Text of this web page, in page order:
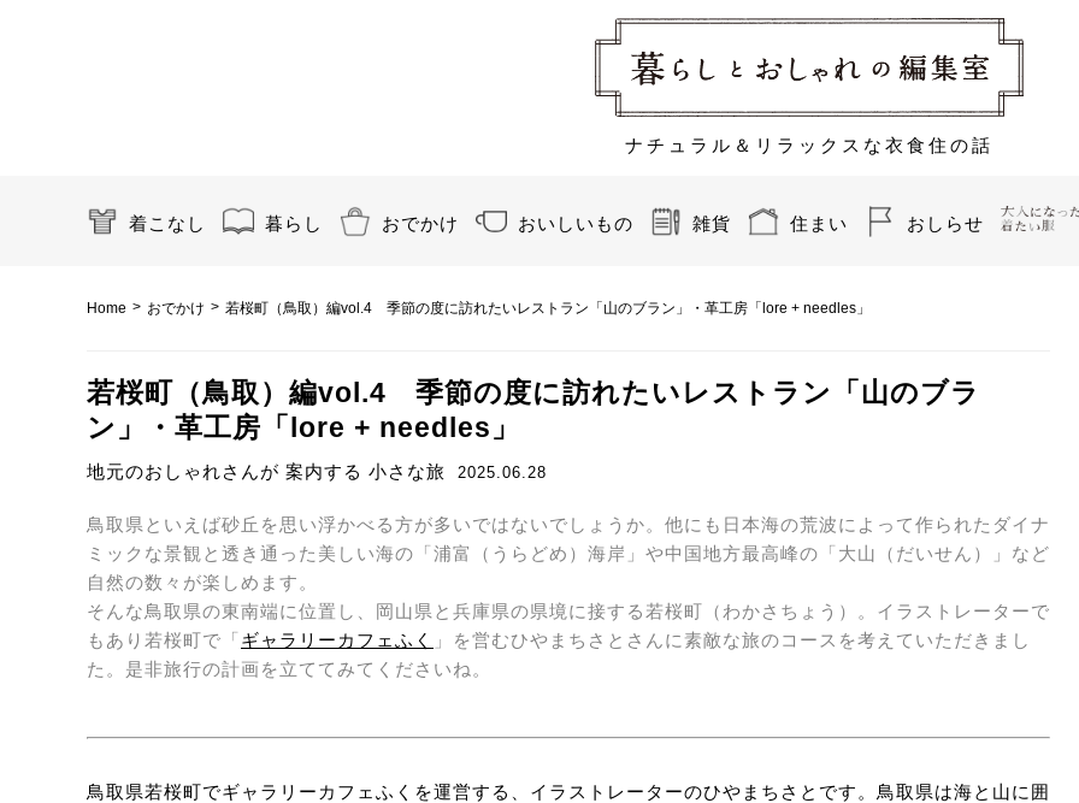
ナチュラル＆リラックスな衣食住の話
着こなし 暮らし おでかけ おいしいもの 雑貨 住まい おしらせ
Home > おでかけ > 若桜町（鳥取）編vol.4 季節の度に訪れたいレストラン「山のブラン」・革工房「lore + needles」
若桜町（鳥取）編vol.4 季節の度に訪れたいレストラン「山のブラ
ン」・革工房「lore + needles」
地元のおしゃれさんが 案内する 小さな旅 2025.06.28
鳥取県といえば砂丘を思い浮かべる方が多いではないでしょうか。他にも日本海の荒波によって作られたダイナ
ミックな景観と透き通った美しい海の「浦富（うらどめ）海岸」や中国地方最高峰の「大山（だいせん）」など
自然の数々が楽しめます。
そんな鳥取県の東南端に位置し、岡山県と兵庫県の県境に接する若桜町（わかさちょう）。イラストレーターで
もあり若桜町で「ギャラリーカフェふく
」を営むひやまちさとさんに素敵な旅のコースを考えていただきまし
た。是非旅行の計画を立ててみてくださいね。
鳥取県若桜町でギャラリーカフェふくを運営する、イラストレーターのひやまちさとです。鳥取県は海と山に囲